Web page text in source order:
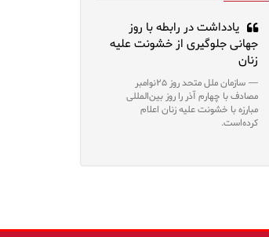
یادداشت در رابطه با روز
جهانی جلوگیری از خشونت علیه
زنان
سازمان ملل متحد روز ۲۵نوامبر
مصادف با چهارم آذر را روز بین‌المللی
مبارزه با خشونت علیه زنان اعلام
کرده‌است.